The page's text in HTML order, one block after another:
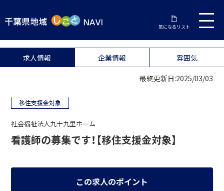
気になるリスト
求人情報 企業情報 雰囲気
最終更新日:2025/03/03
移住支援金対象
社会福祉法人九十九里ホーム
看護師の募集です！【移住支援金対象】
この求人のポイント